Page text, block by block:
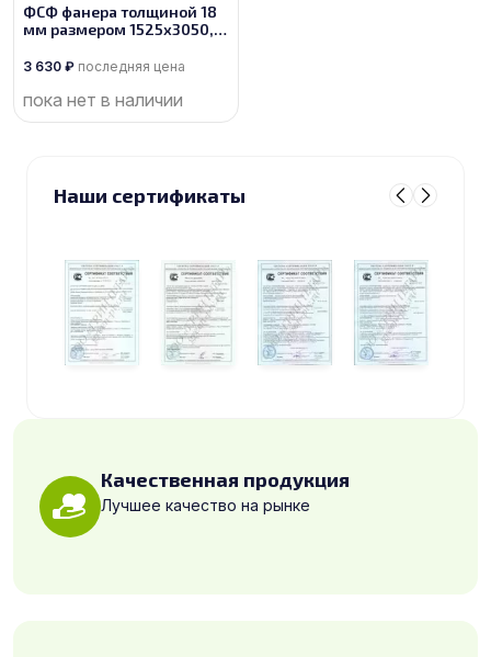
ФСФ фанера толщиной 18
мм размером 1525х3050,
3 630 ₽ последняя цена
пока нет в наличии
Наши сертификаты
Качественная продукция
Лучшее качество на рынке